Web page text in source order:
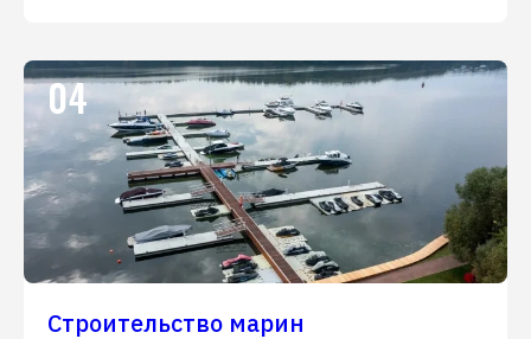
04
Строительство марин